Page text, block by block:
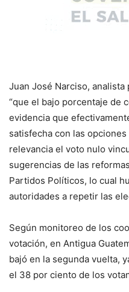
Juan José Narciso,
“que el bajo porcentaje de
evidencia que
satisfecha con las
relevancia el voto nulo
sugerencias de las
Partidos Políticos, lo cual
autoridades a repetir las
Según monitoreo de los
votación, en Antigua
bajó en la segunda vuelta,
el 38 por ciento de los